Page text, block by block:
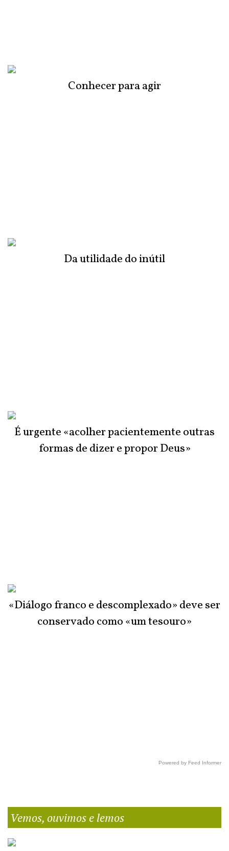
Conhecer para agir
Da utilidade do inútil
É urgente «acolher pacientemente outras
formas de dizer e propor Deus»
«Diálogo franco e descomplexado» deve ser
conservado como «um tesouro»
Powered by Feed Informer
Vemos, ouvimos e lemos